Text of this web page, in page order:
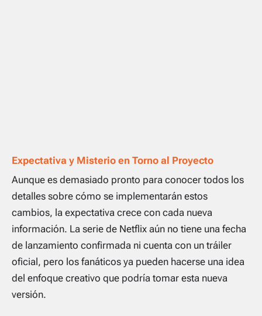
Expectativa y Misterio en Torno al Proyecto
Aunque es demasiado pronto para conocer todos los
detalles sobre cómo se implementarán estos
cambios, la expectativa crece con cada nueva
información. La serie de Netflix aún no tiene una fecha
de lanzamiento confirmada ni cuenta con un tráiler
oficial, pero los fanáticos ya pueden hacerse una idea
del enfoque creativo que podría tomar esta nueva
versión.